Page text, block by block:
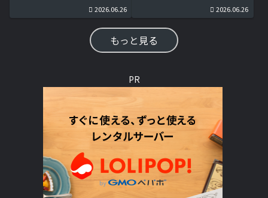
2026.06.26 2026.06.26
もっと見る
PR